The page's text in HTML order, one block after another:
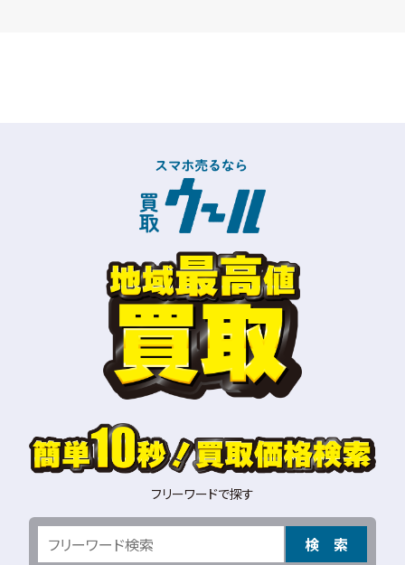
フリーワードで探す
検 索